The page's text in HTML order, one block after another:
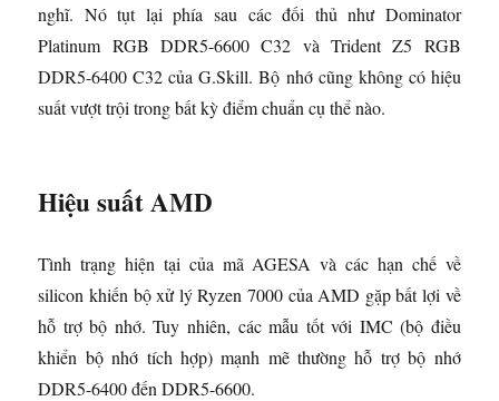
nghĩ. Nó tụt lại phía sau các đối thủ như Dominator
Platinum RGB DDR5-6600 C32 và Trident Z5 RGB
DDR5-6400 C32 của G.Skill. Bộ nhớ cũng không có hiệu
suất vượt trội trong bất kỳ điểm chuẩn cụ thể nào.
Hiệu suất AMD
Tình trạng hiện tại của mã AGESA và các hạn chế về
silicon khiến bộ xử lý Ryzen 7000 của AMD gặp bất lợi về
hỗ trợ bộ nhớ. Tuy nhiên, các mẫu tốt với IMC (bộ điều
khiển bộ nhớ tích hợp) mạnh mẽ thường hỗ trợ bộ nhớ
DDR5-6400 đến DDR5-6600.